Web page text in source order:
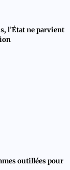
l’État ne parvient
outillées pour